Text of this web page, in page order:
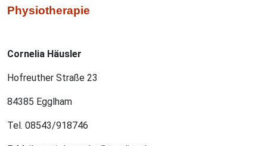
Physiotherapie
Cornelia Häusler
Hofreuther Straße 23
84385 Egglham
Tel. 08543/918746